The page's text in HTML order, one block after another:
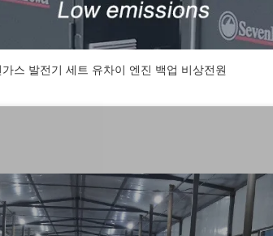
스 발전기 세트 유차이 엔진 백업 비상전원